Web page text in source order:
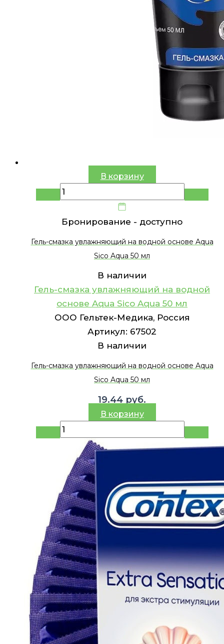
В корзину
Бронирование - доступно
Гель-смазка увлажняющий на водной основе Aqua
Sico Aqua 50 мл
В наличии
Гель-смазка увлажняющий на водной
основе Aqua Sico Aqua 50 мл
ООО Гельтек-Медика, Россия
Артикул: 67502
В наличии
Гель-смазка увлажняющий на водной основе Aqua
Sico Aqua 50 мл
19.44 руб.
В корзину